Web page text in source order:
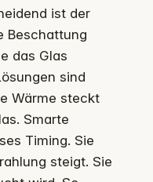
ist der
Beschattung
das Glas
sind
Wärme steckt
Smarte
Timing. Sie
steigt. Sie